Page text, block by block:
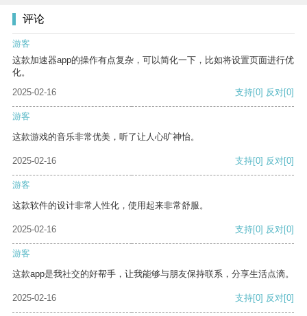
评论
游客
这款加速器app的操作有点复杂，可以简化一下，比如将设置页面进行优
化。
2025-02-16
支持[0] 反对[0]
游客
这款游戏的音乐非常优美，听了让人心旷神怡。
2025-02-16 支持[0] 反对[0]
游客
这款软件的设计非常人性化，使用起来非常舒服。
2025-02-16 支持[0] 反对[0]
游客
这款app是我社交的好帮手，让我能够与朋友保持联系，分享生活点滴。
2025-02-16 支持[0] 反对[0]